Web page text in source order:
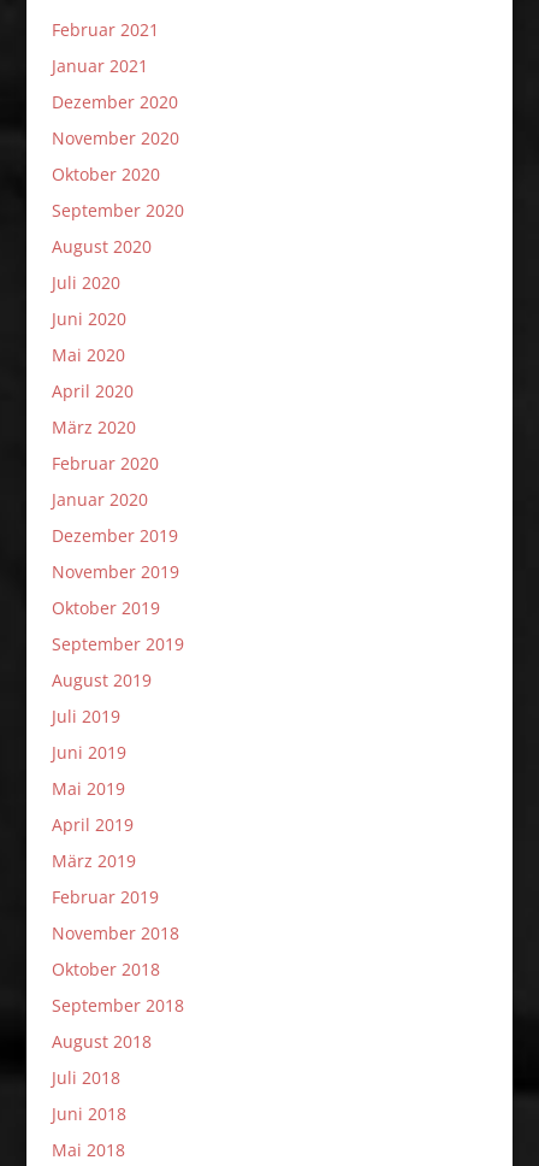
Februar 2021
Januar 2021
Dezember 2020
November 2020
Oktober 2020
September 2020
August 2020
Juli 2020
Juni 2020
Mai 2020
April 2020
März 2020
Februar 2020
Januar 2020
Dezember 2019
November 2019
Oktober 2019
September 2019
August 2019
Juli 2019
Juni 2019
Mai 2019
April 2019
März 2019
Februar 2019
November 2018
Oktober 2018
September 2018
August 2018
Juli 2018
Juni 2018
Mai 2018